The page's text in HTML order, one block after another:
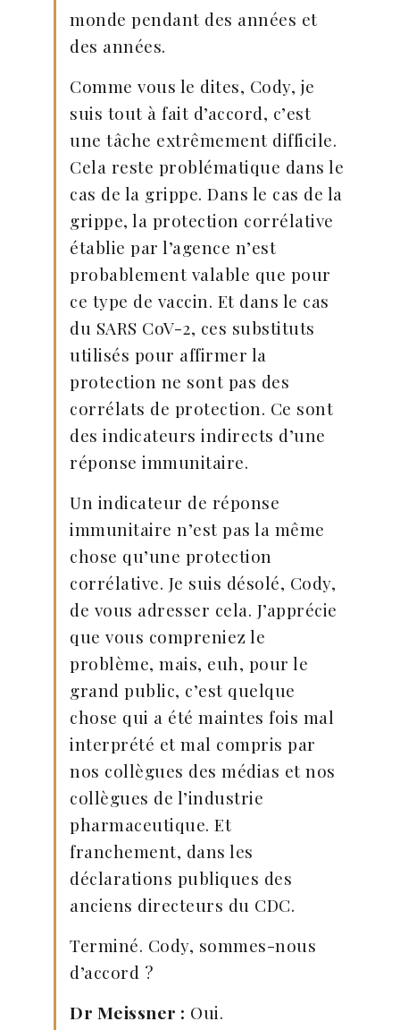
monde pendant des années et
des années.
Comme vous le dites, Cody, je
suis tout à fait d’accord, c’est
une tâche extrêmement difficile.
Cela reste problématique dans le
cas de la grippe. Dans le cas de la
grippe, la protection corrélative
établie par l’agence n’est
probablement valable que pour
ce type de vaccin. Et dans le cas
du SARS CoV-2, ces substituts
utilisés pour affirmer la
protection ne sont pas des
corrélats de protection. Ce sont
des indicateurs indirects d’une
réponse immunitaire.
Un indicateur de réponse
immunitaire n’est pas la même
chose qu’une protection
corrélative. Je suis désolé, Cody,
de vous adresser cela. J’apprécie
que vous compreniez le
problème, mais, euh, pour le
grand public, c’est quelque
chose qui a été maintes fois mal
interprété et mal compris par
nos collègues des médias et nos
collègues de l’industrie
pharmaceutique. Et
franchement, dans les
déclarations publiques des
anciens directeurs du CDC.
Terminé. Cody, sommes-nous
d’accord ?
Dr Meissner : Oui.